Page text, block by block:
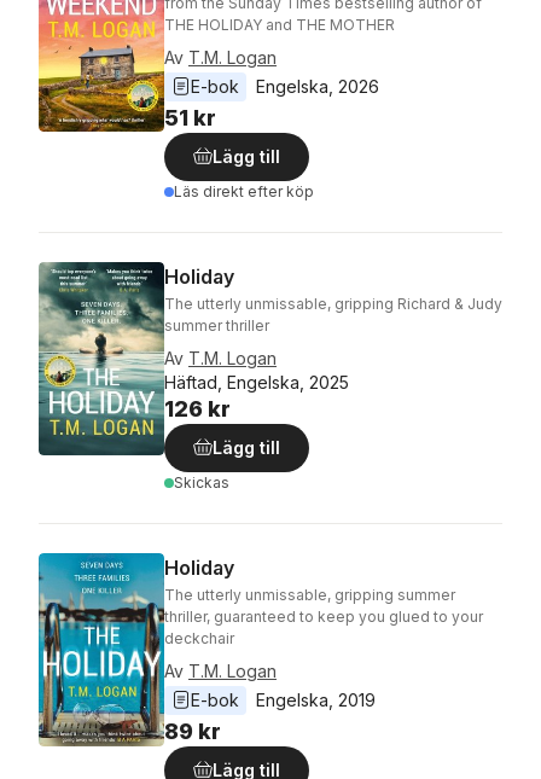
THE HOLIDAY and THE MOTHER
Av T.M. Logan
E-bok
Engelska 2026
51 kr
Lägg till
Läs direkt efter köp
Holiday
The utterly unmissable, gripping Richard & Judy
summer thriller
Av T.M. Logan
Häftad, Engelska, 2025
126 kr
Lägg till
Skickas
Holiday
The utterly unmissable, gripping summer
thriller, guaranteed to keep you glued to your
deckchair
Av T.M. Logan
E-bok
Engelska 2019
89 kr
Lägg till